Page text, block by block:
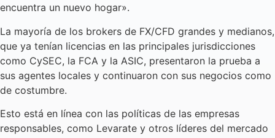
encuentra un nuevo hogar».
La mayoría de los brokers de FX/CFD grandes y medianos,
que ya tenían licencias en las principales jurisdicciones
como CySEC, la FCA y la ASIC, presentaron la prueba a
sus agentes locales y continuaron con sus negocios como
de costumbre.
Esto está en línea con las políticas de las empresas
responsables, como Levarate y otros líderes del mercado